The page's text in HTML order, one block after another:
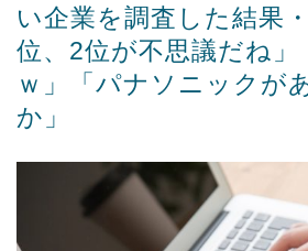
い企業を調査した結果
位、2位が不思議だね」
ｗ」「パナソニックが
か」